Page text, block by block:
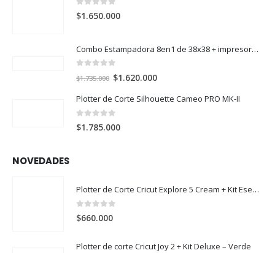
0 out of 5
$1.650.000
Combo Estampadora 8en1 de 38x38 + impresora de sublimación Epson SureColor F170
$1.735.000 El
original
era:
$1.735.000.
$1.620.000El
actual
Plotter de Corte Silhouette Cameo PRO MK-II
0 out of 5
$1.785.000
NOVEDADES
Plotter de Corte Cricut Explore 5 Cream + Kit Esencial
0
$660.000
Plotter de corte Cricut Joy 2 + Kit Deluxe – Verde